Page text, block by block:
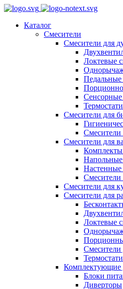
Каталог
Смесители
Смесители для
Локтевые
Педальные
Сенсорные
Смесители для
Смесители
Смесители для
Напольные
Настенные
Смесители
Смесители для
Смесители для
Локтевые
Смесители
Комплектующие
Блоки
Диверторы